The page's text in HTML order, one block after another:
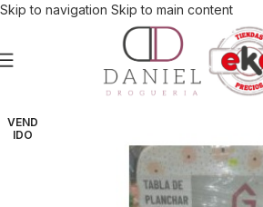
Skip to navigation Skip to main content
VEND
IDO